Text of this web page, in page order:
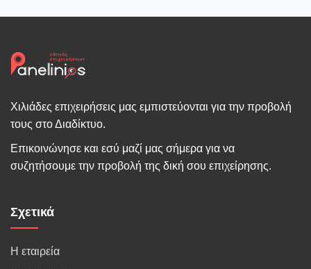
Χιλιάδες επιχειρήσεις μας εμπιστεύονται για την προβολή
τους στο Διαδίκτυο.
Επικοινώνησε και εσύ μαζί μας σήμερα για να
συζητήσουμε την προβολή της δική σου επιχείρησης.
Σχετικά
Η εταιρεία